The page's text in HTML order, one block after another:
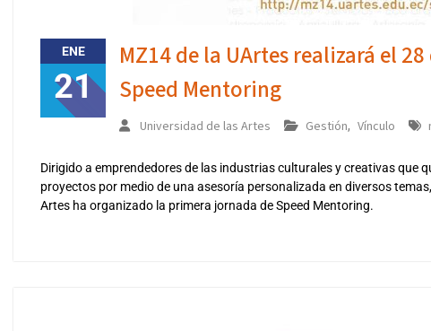
ENE
21
MZ14 de la UArtes realizará el
Speed Mentoring
Universidad de las Artes Gestión, Vínculo
Dirigido a emprendedores de las industrias culturales y creativas que
proyectos por medio de una asesoría personalizada en diversos
Artes ha organizado la primera jornada de Speed Mentoring.